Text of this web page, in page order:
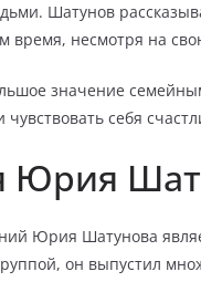
Шатунов
время, несмотря на
значение
себя
Юрия
Юрия Шатунова
он выпустил